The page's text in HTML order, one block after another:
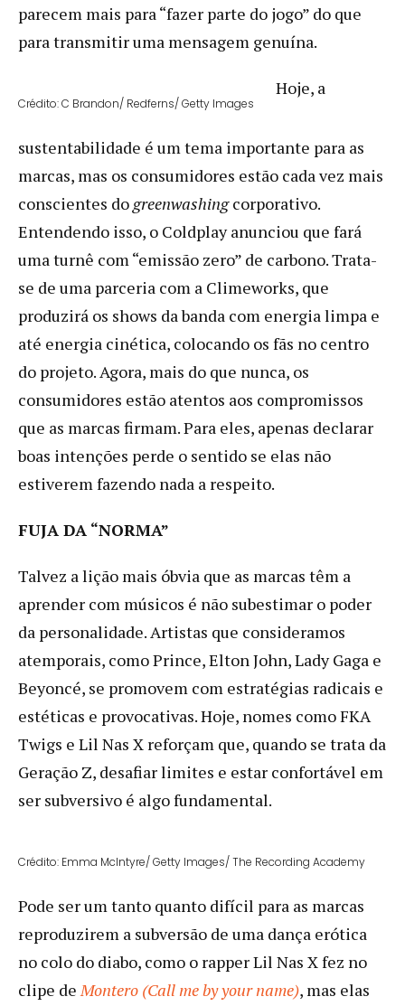
parecem mais para “fazer parte do jogo” do que
para transmitir uma mensagem genuína.
Crédito: C Brandon/ Redferns/ Getty Images
Hoje, a
sustentabilidade é um tema importante para as
marcas, mas os consumidores estão cada vez mais
conscientes dogreenwashingcorporativo.
Entendendo isso, o Coldplay anunciou que fará
uma turnê com “emissão zero” de carbono. Trata-
se de uma parceria com a Climeworks, que
produzirá os shows da banda com energia limpa e
até energia cinética, colocando os fãs no centro
do projeto. Agora, mais do que nunca, os
consumidores estão atentos aos compromissos
que as marcas firmam. Para eles, apenas declarar
boas intenções perde o sentido se elas não
estiverem fazendo nada a respeito.
FUJA DA “NORMA”
Talvez a lição mais óbvia que as marcas têm a
aprender com músicos é não subestimar o poder
da personalidade. Artistas que consideramos
atemporais, como Prince, Elton John, Lady Gaga e
Beyoncé, se promovem com estratégias radicais e
estéticas e provocativas. Hoje, nomes como FKA
Twigs e Lil Nas X reforçam que, quando se trata da
Geração Z, desafiar limites e estar confortável em
ser subversivo é algo fundamental.
Crédito: Emma McIntyre/ Getty Images/ The Recording Academy
Pode ser um tanto quanto difícil para as marcas
reproduzirem a subversão de uma dança erótica
no colo do diabo, como o rapper Lil Nas X fez no
clipe deMontero (Call me by your name), mas elas